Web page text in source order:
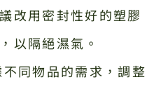
改用密封性好的塑膠
以隔絕濕氣。
不同物品的需求，調整